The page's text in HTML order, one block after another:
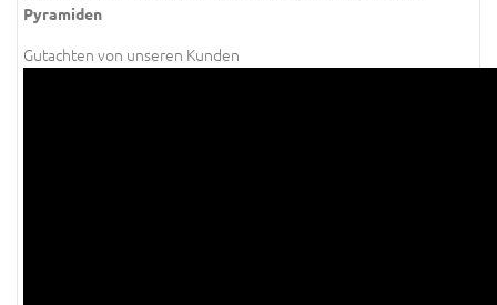
Pyramiden
Gutachten von unseren Kunden